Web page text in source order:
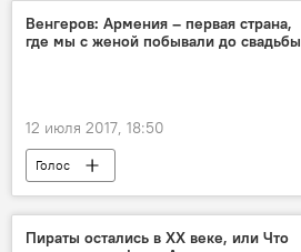
Венгеров: Армения – первая страна,
где мы с женой побывали до свадьбы
12 июля 2017, 18:50
Голос
Пираты остались в ХХ веке, или Что